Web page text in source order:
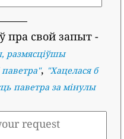
пра свой запыт -
размясціўшы
", "Хацелася б
паветра за мінулы